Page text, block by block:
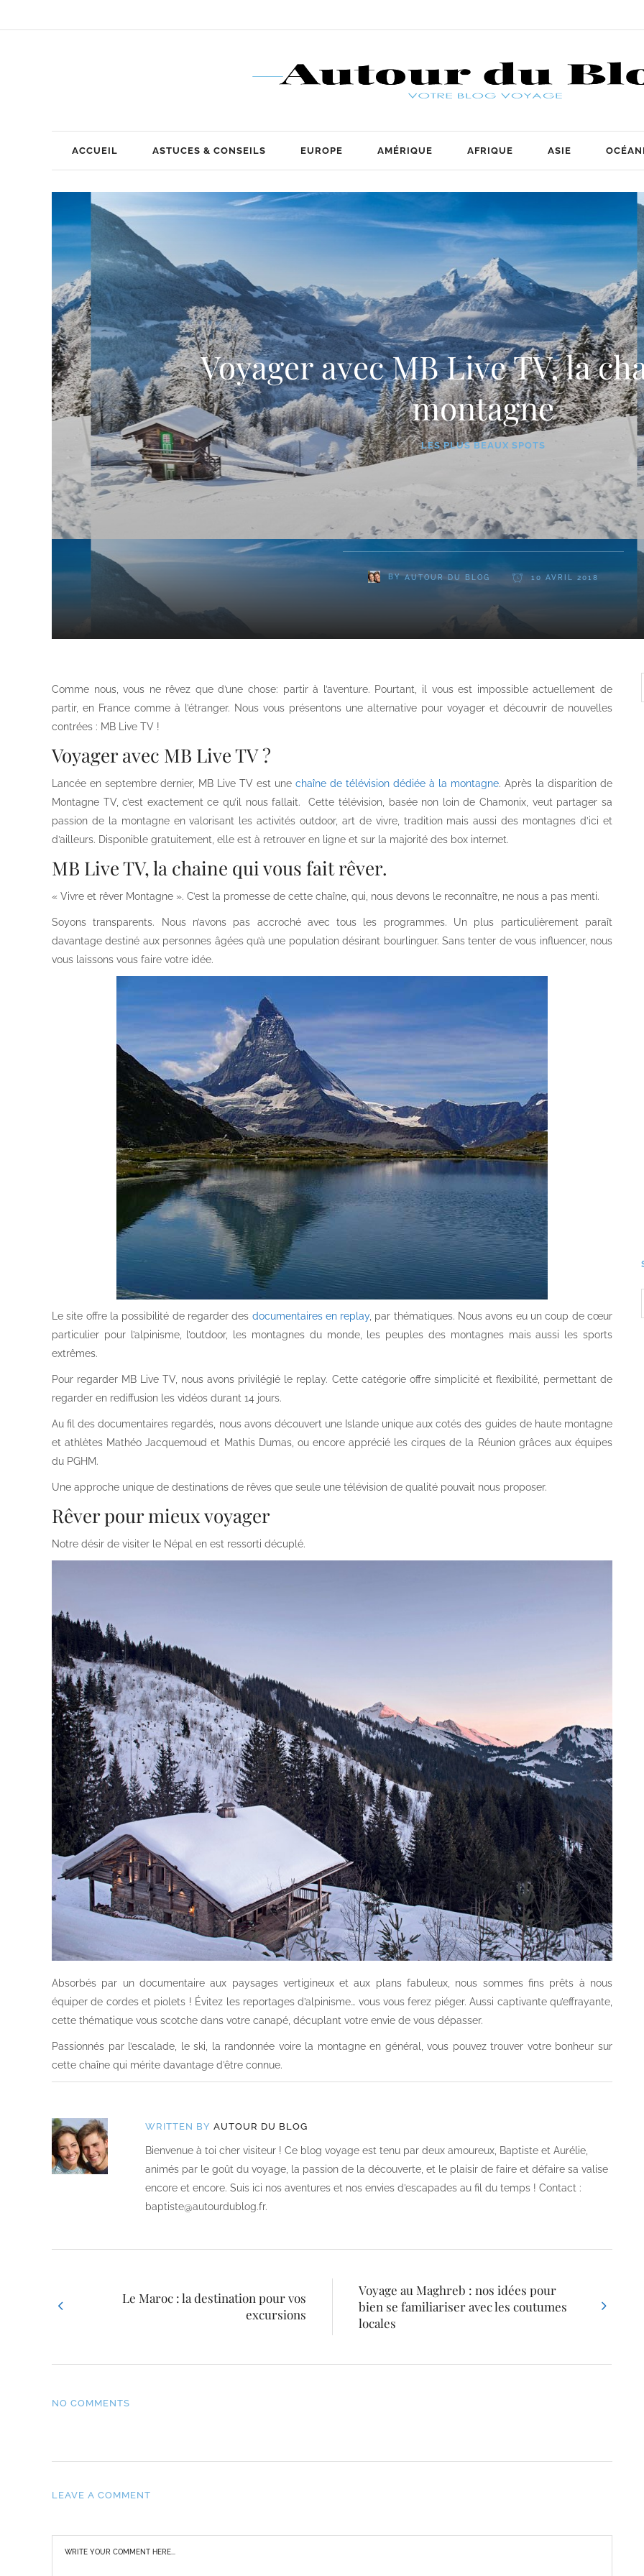
ACCUEIL ASTUCES & CONSEILS EUROPE AMÉRIQUE AFRIQUE ASIE
Voyager avec MB Live TV, la
montagne
LES PLUS BEAUX SPOTS
BY AUTOUR DU BLOG 10 AVRIL 2018
Comme nous, vous ne rêvez que d’une chose: partir à l’aventure. Pourtant, il vous est impossible actuellement de
partir, en France comme à l’étranger. Nous vous présentons une alternative pour voyager et découvrir de nouvelles
contrées : MB Live TV !
Voyager avec MB Live TV ?
Lancée en septembre dernier, MB Live TV est une chaîne de télévision dédiée à la montagne. Après la disparition de
Montagne TV, c’est exactement ce qu’il nous fallait. Cette télévision, basée non loin de Chamonix, veut partager sa
passion de la montagne en valorisant les activités outdoor, art de vivre, tradition mais aussi des montagnes d’ici et
d’ailleurs. Disponible gratuitement, elle est à retrouver en ligne et sur la majorité des box internet.
MB Live TV, la chaine qui vous fait rêver.
« Vivre et rêver Montagne ». C’est la promesse de cette chaîne, qui, nous devons le reconnaître, ne nous a pas menti.
Soyons transparents. Nous n’avons pas accroché avec tous les programmes. Un plus particulièrement paraît
davantage destiné aux personnes âgées qu’à une population désirant bourlinguer. Sans tenter de vous influencer, nous
vous laissons vous faire votre idée.
Le site offre la possibilité de regarder des documentaires en replay, par thématiques. Nous avons eu un coup de cœur
particulier pour l’alpinisme, l’outdoor, les montagnes du monde, les peuples des montagnes mais aussi les sports
extrêmes.
Pour regarder MB Live TV, nous avons privilégié le replay. Cette catégorie offre simplicité et flexibilité, permettant de
regarder en rediffusion les vidéos durant 14 jours.
Au fil des documentaires regardés, nous avons découvert une Islande unique aux cotés des guides de haute montagne
et athlètes Mathéo Jacquemoud et Mathis Dumas, ou encore apprécié les cirques de la Réunion grâces aux équipes
du PGHM.
Une approche unique de destinations de rêves que seule une télévision de qualité pouvait nous proposer.
Rêver pour mieux voyager
Notre désir de visiter le Népal en est ressorti décuplé.
Absorbés par un documentaire aux paysages vertigineux et aux plans fabuleux, nous sommes fins prêts à nous
équiper de cordes et piolets ! Évitez les reportages d’alpinisme… vous vous ferez piéger. Aussi captivante qu’effrayante,
cette thématique vous scotche dans votre canapé, décuplant votre envie de vous dépasser.
Passionnés par l’escalade, le ski, la randonnée voire la montagne en général, vous pouvez trouver votre bonheur sur
cette chaîne qui mérite davantage d’être connue.
WRITTEN BY AUTOUR DU BLOG
Bienvenue à toi cher visiteur ! Ce blog voyage est tenu par deux amoureux, Baptiste et Aurélie,
animés par le goût du voyage, la passion de la découverte, et le plaisir de faire et défaire sa valise
encore et encore. Suis ici nos aventures et nos envies d’escapades au fil du temps ! Contact :
baptiste@autourdublog.fr.
Le Maroc : la destination pour vos
excursions
Voyage au Maghreb : nos idées pour
bien se familiariser avec les coutumes
locales
NO COMMENTS
LEAVE A COMMENT